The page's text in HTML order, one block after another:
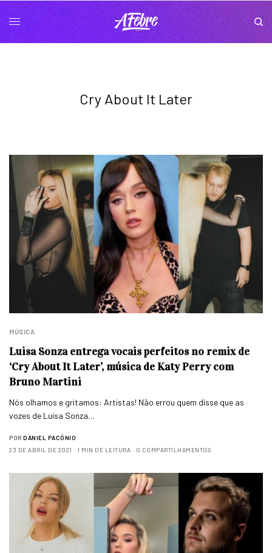
Cry About It Later
MÚSICA
Luisa Sonza entrega vocais perfeitos no remix de
‘Cry About It Later’, música de Katy Perry com
Bruno Martini
Nós olhamos e gritamos: Artistas! Não errou quem disse que as
vozes de Luisa Sonza…
POR DANIEL PACÔNIO
23 DE ABRIL DE 2021
1 MIN DE LEITURA 0 COMPARTILHAMENTOS